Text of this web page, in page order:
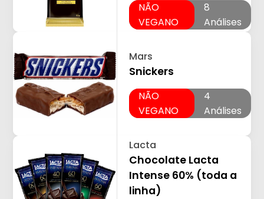
NÃO
VEGANO
8
Análises
Mars
Snickers
NÃO
VEGANO
4
Análises
Lacta
Chocolate Lacta
Intense 60% (toda a
linha)